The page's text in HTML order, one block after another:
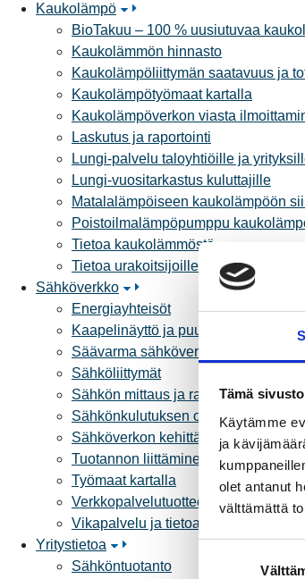
Tämä
Käytämme
ja
olet antanut
välttämättä
Kaukolämpö
BioTakuu – 100 % uusiutuvaa
Kaukolämmön hinnasto
Kaukolämpöliittymän saatavuus ja
Kaukolämpötyömaat kartalla
Kaukolämpöverkon viasta
Laskutus ja raportointi
Lungi-palvelu taloyhtiöille ja
Lungi-vuositarkastus kuluttajille
Matalalämpöiseen kaukolämpöön
Poistoilmalämpöpumppu
Tietoa kaukolämmöstä
Tietoa urakoitsijoille
Sähköverkko
Energiayhteisöt
Kaapelinäyttö ja puunkaatoapu
Säävarma sähköverkko
Sähköliittymät
Sähkön mittaus ja raportointi
Sähkönkulutuksen ohjaus
Sähköverkon kehittämissuunnitelma
Tuotannon liittäminen verkkoon
Työmaat kartalla
Verkkopalvelutuotteet ja hinnastot
Vikapalvelu ja tietoa jakeluhäiriöistä
Yritystietoa
Sähköntuotanto